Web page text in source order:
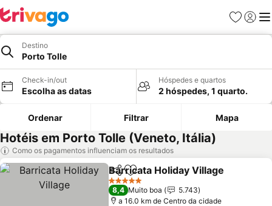
Favoritos
Iniciar
Destino
Porto Tolle
Check-in/out
Escolha as datas
Hóspedes e quartos
2 hóspedes, 1 quarto.
Ordenar Filtrar Mapa
Hotéis em Porto Tolle (Veneto, Itália)
Como os pagamentos influenciam os resultados
PartilharAdicionar aos favoritos
Barricata Holiday Village
5 Estrelas
8,4 Muito boa
5.743
a 16.0 km de Centro da cidade